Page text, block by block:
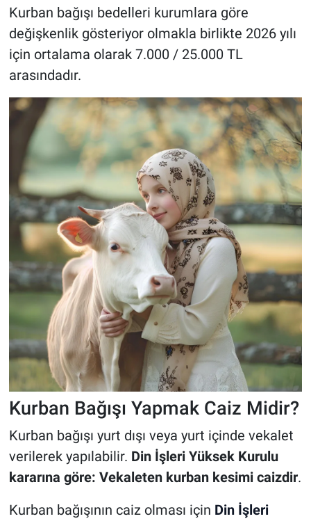
Kurban bağışı bedelleri kurumlara göre
değişkenlik gösteriyor olmakla birlikte 2026 yılı
için ortalama olarak 7.000 / 25.000 TL
arasındadır.
Kurban Bağışı Yapmak Caiz Midir?
Kurban bağışı yurt dışı veya yurt içinde vekalet
verilerek yapılabilir. Din İşleri Yüksek Kurulu
kararına göre: Vekaleten kurban kesimi caizdir.
Kurban bağışının caiz olması için Din İşleri